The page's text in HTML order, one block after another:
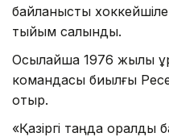
байланысты
тыйым салынды.
Осылайша 1976 жылы
командасы биылғы
отыр.
«Қазіргі таңда